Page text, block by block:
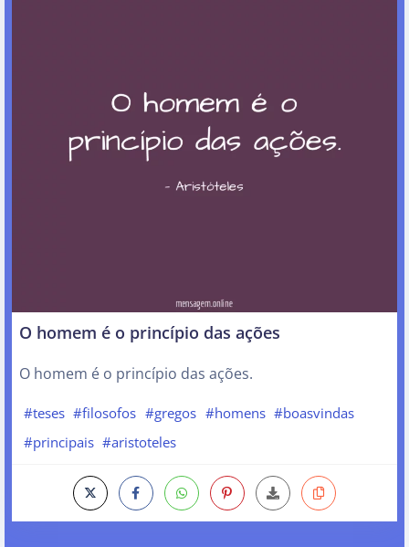
O homem é o princípio das ações
O homem é o princípio das ações.
#teses #filosofos #gregos #homens #boasvindas
#principais #aristoteles